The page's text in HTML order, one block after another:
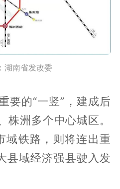
湖南省发改委
要的“一竖”，建成后
株洲多个中心城区。
域铁路，则将连出重
县域经济强县驶入发